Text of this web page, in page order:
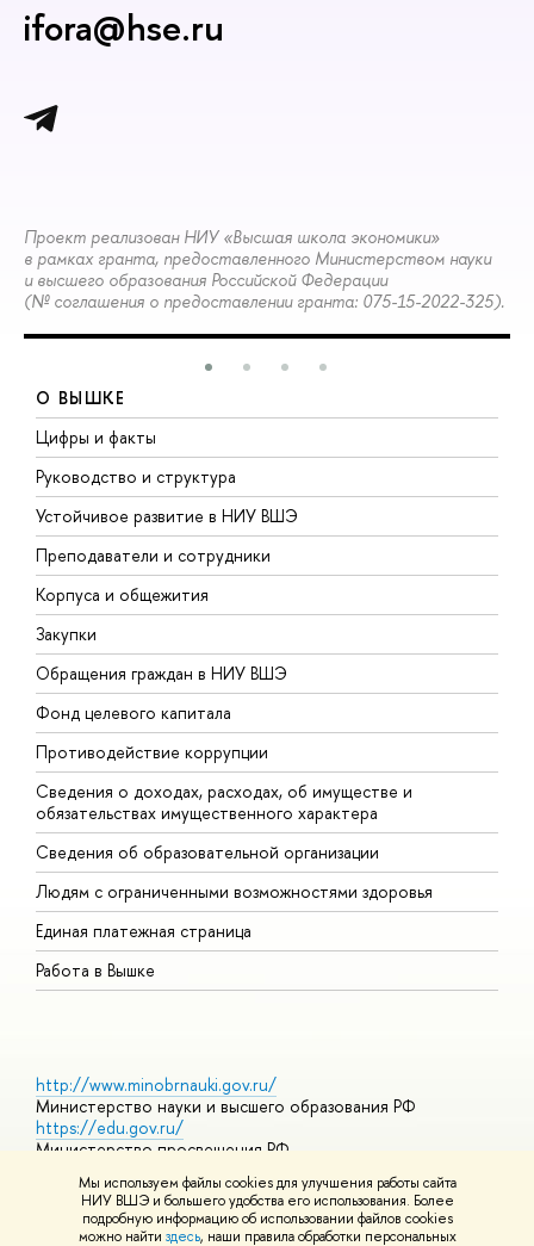
Мы используем файлы cookies для улучшения работы сайта
НИУ ВШЭ и большего удобства его использования. Более
подробную информацию об использовании файлов cookies
можно найти здесь, наши правила обработки персональных
ifora@hse.ru
Проект реализован НИУ «Высшая школа экономики»
в рамках гранта, предоставленного Министерством науки
и высшего образования Российской Федерации
(№ соглашения о предоставлении гранта: 075-15-2022-325).
О ВЫШКЕ
Цифры и факты
Руководство и структура
Устойчивое развитие в НИУ ВШЭ
Преподаватели и сотрудники
Корпуса и общежития
Закупки
Обращения граждан в НИУ ВШЭ
Фонд целевого капитала
Противодействие коррупции
Сведения о доходах, расходах, об имуществе и
обязательствах имущественного характера
Сведения об образовательной организации
Людям с ограниченными возможностями здоровья
Единая платежная страница
Работа в Вышке
http://www.minobrnauki.gov.ru/
Министерство науки и высшего образования РФ
https://edu.gov.ru/
Министерство просвещения РФ
https://elearning.hse.ru/mooc
Массовые открытые онлайн-курсы